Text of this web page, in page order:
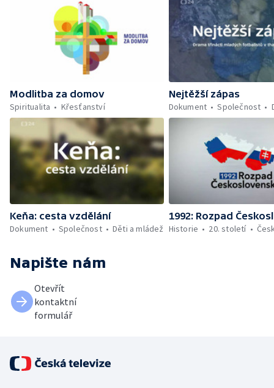
Modlitba za domov
Spiritualita
Křesťanství
Nejtěžší zápas
Dokument
Společnost
Keňa: cesta vzdělání
Dokument
Společnost Děti a mládež
1992: Rozpad
Historie
20. století
Napište nám
Otevřít
kontaktní
formulář